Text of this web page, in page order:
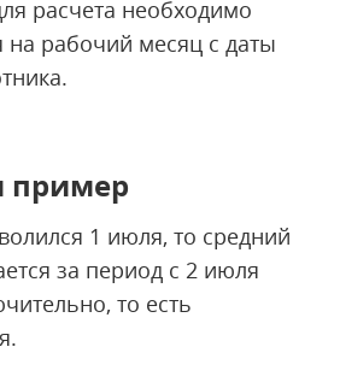
расчета необходимо
на рабочий месяц с даты
пример
1 июля, то средний
за период с 2 июля
то есть